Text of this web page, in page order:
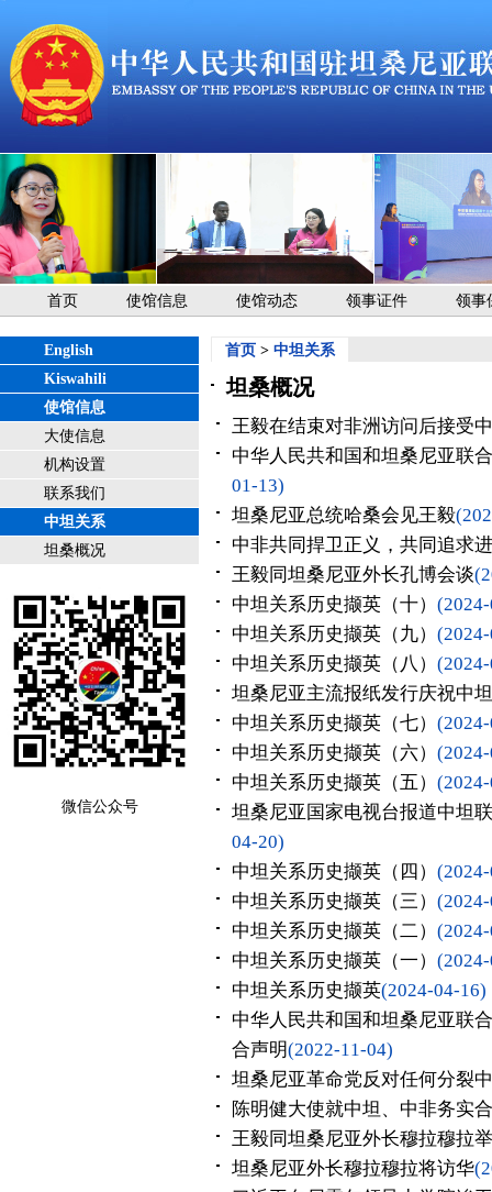
首页 使馆信息 使馆动态 领事证件 领事
English
Kiswahili
使馆信息
大使信息
机构设置
联系我们
中坦关系
坦桑概况
微信公众号
首页 > 中坦关系
坦桑概况
王毅在结束对非洲访问后接受
中华人民共和国和坦桑尼亚联
01-13)
坦桑尼亚总统哈桑会见王毅
中非共同捍卫正义，共同追求
王毅同坦桑尼亚外长孔博会谈
中坦关系历史撷英（十）
中坦关系历史撷英（九）
中坦关系历史撷英（八）
坦桑尼亚主流报纸发行庆祝中
中坦关系历史撷英（七）
中坦关系历史撷英（六）
中坦关系历史撷英（五）
坦桑尼亚国家电视台报道中坦
04-20)
中坦关系历史撷英（四）
中坦关系历史撷英（三）
中坦关系历史撷英（二）
中坦关系历史撷英（一）
中坦关系历史撷英(2024-04-16)
中华人民共和国和坦桑尼亚联
合声明(2022-11-04)
坦桑尼亚革命党反对任何分裂
陈明健大使就中坦、中非务实
王毅同坦桑尼亚外长穆拉穆拉
坦桑尼亚外长穆拉穆拉将访华